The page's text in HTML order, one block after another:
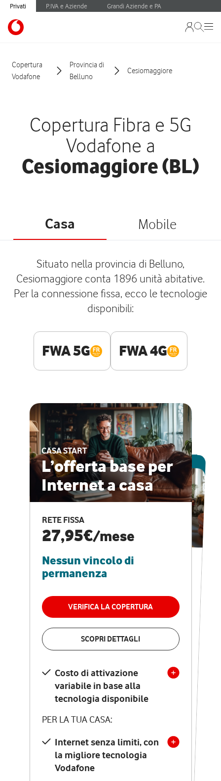
Privati P.IVA e Aziende Grandi Aziende e PA
Copertura
Vodafone
Provincia di
Belluno
Cesiomaggiore
Copertura Fibra e 5G
Vodafone a
Cesiomaggiore (BL)
Casa Mobile
Situato nella provincia di Belluno,
Cesiomaggiore conta 1896 unità abitative.
Per la connessione fissa, ecco le tecnologie
disponibili:
FWA 5G FWA 4G
CASA START
L’offerta base per
Internet a casa
RETE FISSA
27,95€/mese
Nessun vincolo di
permanenza
VERIFICA LA COPERTURA
SCOPRI DETTAGLI
Costo di attivazione
variabile in base alla
tecnologia disponibile
PER LA TUA CASA:
Internet senza limiti, con
la migliore tecnologia
Vodafone
ESCLUSIVA ONLINE
CASA PRO
Internet veloce e
vantaggi speciali
RETE FISSA + VODAFONE CLUB
29,95€
permanenza
VERIFICA LA COPERTURA
Costo di attivazione
variabile in base alla
tecnologia disponibile
PER LA TUA CASA:
Internet senza limiti, con
la migliore tecnologia
Vodafone
Modem Seven con Wi-Fi 7